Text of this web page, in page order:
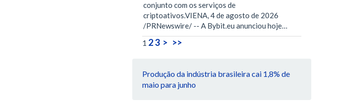
conjunto com os serviços de
criptoativos.VIENA, 4 de agosto de 2026
/PRNewswire/ -- A Bybit.eu anunciou hoje…
1 23 > >>
Produção da indústria brasileira cai 1,8% de
maio para junho